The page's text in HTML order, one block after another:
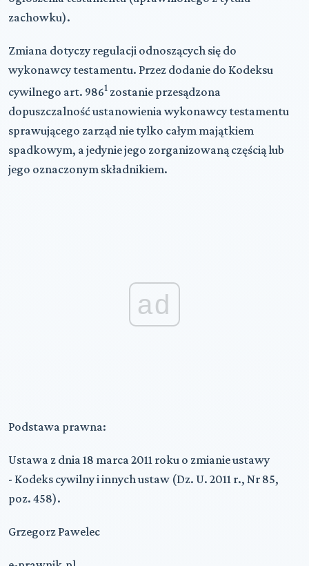
zachowku).
Zmiana dotyczy regulacji odnoszących się do
wykonawcy testamentu. Przez dodanie do Kodeksu
cywilnego art. 9861 zostanie przesądzona
dopuszczalność ustanowienia wykonawcy testamentu
sprawującego zarząd nie tylko całym majątkiem
spadkowym, a jedynie jego zorganizowaną częścią lub
jego oznaczonym składnikiem.
ad
Podstawa prawna:
Ustawa z dnia 18 marca 2011 roku o zmianie ustawy
- Kodeks cywilny i innych ustaw (Dz. U. 2011 r., Nr 85,
poz. 458).
Grzegorz Pawelec